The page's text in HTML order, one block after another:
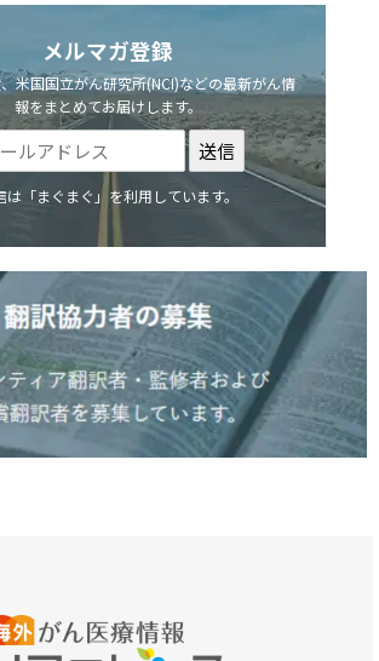
メルマガ登録
米国国立がん研究所(NCI)などの最新がん情
報をまとめてお届けします。
は「まぐまぐ」を利用しています。